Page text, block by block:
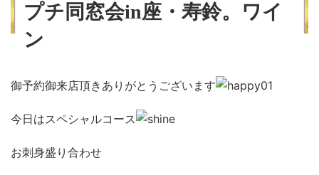
プチ同窓会in座・寿鈴。ワイ
ン
御予約御来店頂きありがとうございます
今日はスペシャルコース
お刺身盛り合わせ